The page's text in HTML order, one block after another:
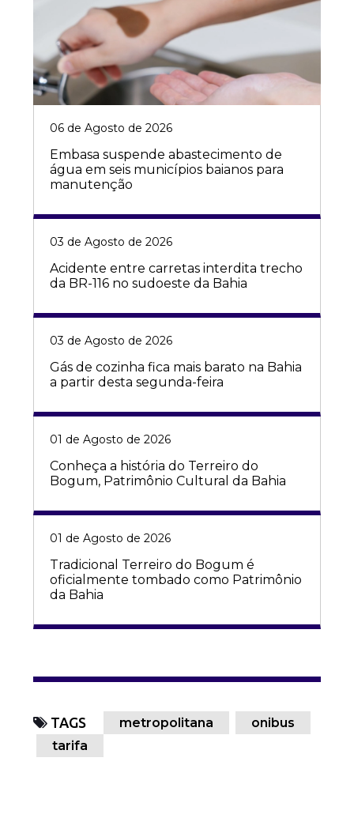
06 de Agosto de 2026
Embasa suspende abastecimento de
água em seis municípios baianos para
manutenção
03 de Agosto de 2026
Acidente entre carretas interdita trecho
da BR-116 no sudoeste da Bahia
03 de Agosto de 2026
Gás de cozinha fica mais barato na Bahia
a partir desta segunda-feira
01 de Agosto de 2026
Conheça a história do Terreiro do
Bogum, Patrimônio Cultural da Bahia
01 de Agosto de 2026
Tradicional Terreiro do Bogum é
oficialmente tombado como Patrimônio
da Bahia
TAGS metropolitana
onibus
tarifa